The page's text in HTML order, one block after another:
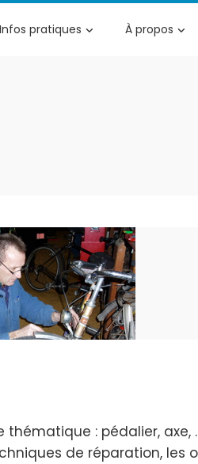
Infos pratiques À propos
: pédalier,
de réparation, les